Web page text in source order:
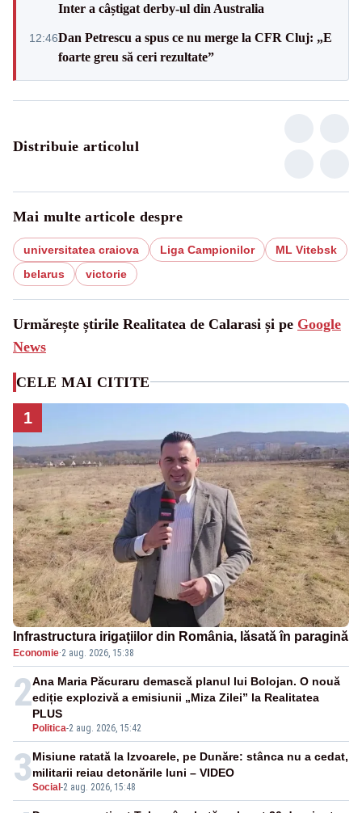
Inter a câștigat derby-ul din Australia
12:46Dan Petrescu a spus ce nu merge la CFR Cluj: „E
foarte greu să ceri rezultate”
Distribuie articolul
Mai multe articole despre
universitatea craiova Liga Campionilor
ML Vitebsk
belarus
victorie
Urmărește știrile Realitatea de Calarasi și pe Google
News
CELE MAI CITITE
1
Infrastructura irigațiilor din România, lăsată în paragină
Economie·2 aug. 2026, 15:38
2
Politica-2 aug. 2026, 15:42
Ana Maria Păcuraru demască planul lui Bolojan. O nouă
ediție explozivă a emisiunii „Miza Zilei” la Realitatea
PLUS
3Social -2 aug. 2026, 15:48
Misiune ratată la Izvoarele, pe Dunăre: stânca nu a cedat,
militarii reiau detonările luni – VIDEO